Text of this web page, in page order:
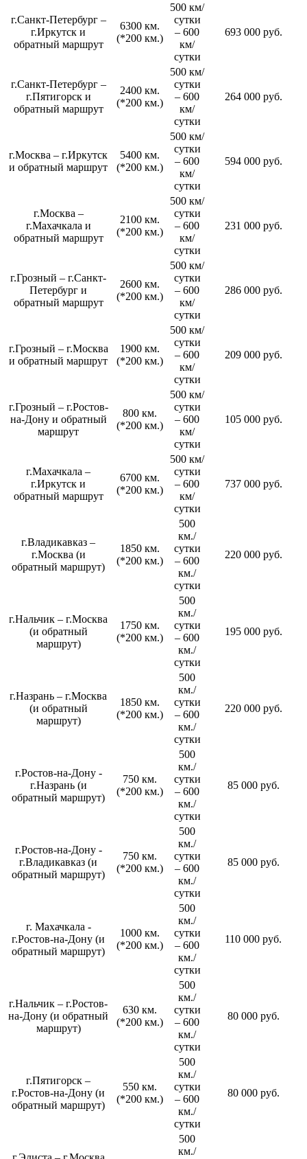
г.Санкт-Петербург –
г.Иркутск и
обратный маршрут
6300 км.
(*200 км.)
500 км/
сутки
– 600
км/
сутки
693 000 руб.
г.Санкт-Петербург –
г.Пятигорск и
обратный маршрут
2400 км.
(*200 км.)
500 км/
сутки
– 600
км/
сутки
264 000 руб.
г.Москва – г.Иркутск
и обратный маршрут
5400 км.
(*200 км.)
500 км/
сутки
– 600
км/
сутки
594 000 руб.
г.Москва –
г.Махачкала и
обратный маршрут
2100 км.
(*200 км.)
500 км/
сутки
– 600
км/
сутки
231 000 руб.
г.Грозный – г.Санкт-
Петербург и
обратный маршрут
2600 км.
(*200 км.)
500 км/
сутки
– 600
км/
сутки
286 000 руб.
г.Грозный – г.Москва
и обратный маршрут
1900 км.
(*200 км.)
500 км/
сутки
– 600
км/
сутки
209 000 руб.
г.Грозный – г.Ростов-
на-Дону и обратный
маршрут
800 км.
(*200 км.)
500 км/
сутки
– 600
км/
сутки
105 000 руб.
г.Махачкала –
г.Иркутск и
обратный маршрут
6700 км.
(*200 км.)
500 км/
сутки
– 600
км/
сутки
737 000 руб.
г.Владикавказ –
г.Москва (и
обратный маршрут)
1850 км.
(*200 км.)
500
км./
сутки
– 600
км./
сутки
220 000 руб.
г.Нальчик – г.Москва
(и обратный
маршрут)
1750 км.
(*200 км.)
500
км./
сутки
– 600
км./
сутки
195 000 руб.
г.Назрань – г.Москва
(и обратный
маршрут)
1850 км.
(*200 км.)
500
км./
сутки
– 600
км./
сутки
220 000 руб.
г.Ростов-на-Дону -
г.Назрань (и
обратный маршрут)
750 км.
(*200 км.)
500
км./
сутки
– 600
км./
сутки
85 000 руб.
г.Ростов-на-Дону -
г.Владикавказ (и
обратный маршрут)
750 км.
(*200 км.)
500
км./
сутки
– 600
км./
сутки
85 000 руб.
г. Махачкала -
г.Ростов-на-Дону (и
обратный маршрут)
1000 км.
(*200 км.)
500
км./
сутки
– 600
км./
сутки
110 000 руб.
г.Нальчик – г.Ростов-
на-Дону (и обратный
маршрут)
630 км.
(*200 км.)
500
км./
сутки
– 600
км./
сутки
80 000 руб.
г.Пятигорск –
г.Ростов-на-Дону (и
обратный маршрут)
550 км.
(*200 км.)
500
км./
сутки
– 600
км./
сутки
80 000 руб.
500
км./